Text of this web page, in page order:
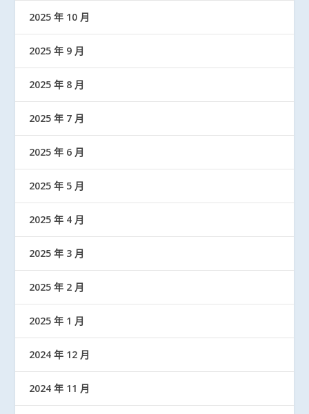
2025 年 10 月
2025 年 9 月
2025 年 8 月
2025 年 7 月
2025 年 6 月
2025 年 5 月
2025 年 4 月
2025 年 3 月
2025 年 2 月
2025 年 1 月
2024 年 12 月
2024 年 11 月